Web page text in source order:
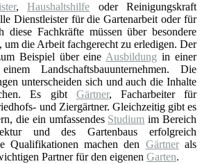
,Haushaltshilfe oder Reinigungskraft
Dienstleister für die Gartenarbeit oder für
diese Fachkräfte müssen über besondere
um die Arbeit fachgerecht zu erledigen. Der
Beispiel über eine Ausbildung in einer
Landschaftsbauunternehmen. Die
unterscheiden sich und auch die Inhalte
Es gibt Gärtner, Facharbeiter für
und Ziergärtner. Gleichzeitig gibt es
die ein umfassendes Studium im Bereich
und des Gartenbaus erfolgreich
Qualifikationen machen den Gärtnerals
Partner für den eigenen Garten.